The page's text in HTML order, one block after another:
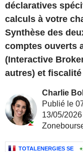
déclaratives
calculs à votre
Synthèse des
comptes ouverts
(Interactive
autres) et
Charlie
Publié le
13/05/
TOTALENERGIES SE